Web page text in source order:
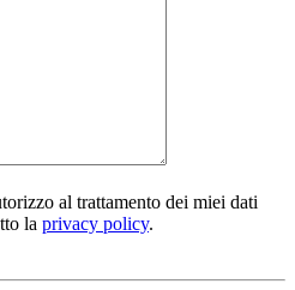
al trattamento dei miei dati
la privacy policy.